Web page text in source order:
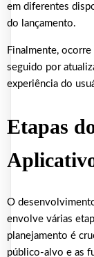
em diferentes
do lançamento.
Finalmente, ocorre
seguido por
experiência do
Etapas
O
envolve várias
planejamento é
público-alvo e as